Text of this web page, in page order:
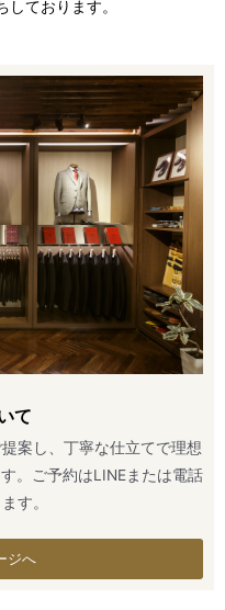
しております。
て
案し、丁寧な仕立てで理想
。ご予約はLINEまたは電話
す。
ジへ